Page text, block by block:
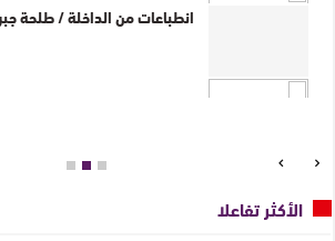
انطباعات من الداخلة / طلحة جبريل
الأكثر تفاعلا